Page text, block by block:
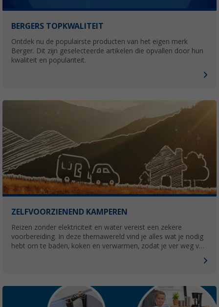
BERGERS TOPKWALITEIT
Ontdek nu de populairste producten van het eigen merk
Berger. Dit zijn geselecteerde artikelen die opvallen door hun
kwaliteit en populariteit.
ZELFVOORZIENEND KAMPEREN
Reizen zonder elektriciteit en water vereist een zekere
voorbereiding. In deze themawereld vind je alles wat je nodig
hebt om te baden, koken en verwarmen, zodat je ver weg van